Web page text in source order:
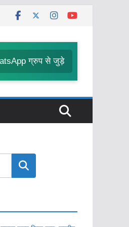
ग्रुप से जुड़े
खोजें